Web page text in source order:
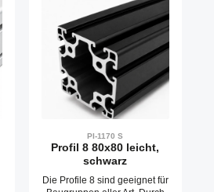
PI-1170 S
Profil 8 80x80 leicht,
schwarz
Die Profile 8 sind geeignet für